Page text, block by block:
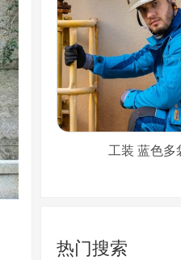
工装 蓝色多
热门搜索